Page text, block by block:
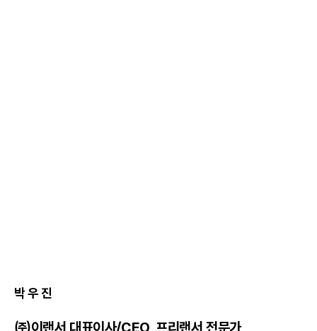
박 우 진
㈜이랜서 대표이사/CEO, 프리랜서 전문가